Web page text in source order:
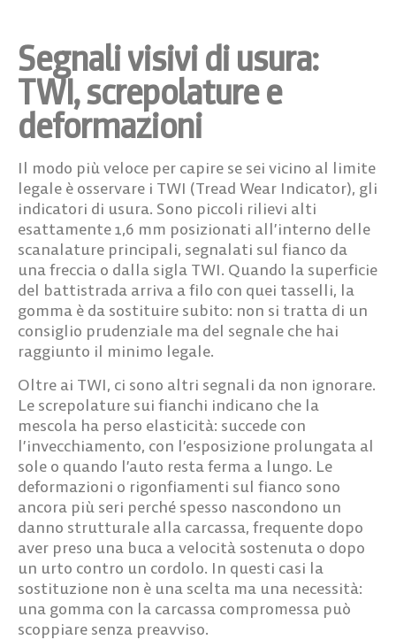
Segnali visivi di usura:
TWI, screpolature e
deformazioni
Il modo più veloce per capire se sei vicino al limite
legale è osservare i TWI (Tread Wear Indicator), gli
indicatori di usura. Sono piccoli rilievi alti
esattamente 1,6 mm posizionati all’interno delle
scanalature principali, segnalati sul fianco da
una freccia o dalla sigla TWI. Quando la superficie
del battistrada arriva a filo con quei tasselli, la
gomma è da sostituire subito: non si tratta di un
consiglio prudenziale ma del segnale che hai
raggiunto il minimo legale.
Oltre ai TWI, ci sono altri segnali da non ignorare.
Le screpolature sui fianchi indicano che la
mescola ha perso elasticità: succede con
l’invecchiamento, con l’esposizione prolungata al
sole o quando l’auto resta ferma a lungo. Le
deformazioni o rigonfiamenti sul fianco sono
ancora più seri perché spesso nascondono un
danno strutturale alla carcassa, frequente dopo
aver preso una buca a velocità sostenuta o dopo
un urto contro un cordolo. In questi casi la
sostituzione non è una scelta ma una necessità:
una gomma con la carcassa compromessa può
scoppiare senza preavviso.